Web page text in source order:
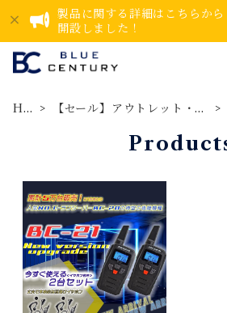
製品に関する詳細はこちらか
開設しました！
HO
【セール】アウトレット・リ